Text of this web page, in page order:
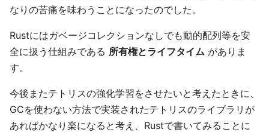
なりの苦痛を味わうことになったのでした。
Rustにはガベージコレクションなしでも動的配列等を安
全に扱う仕組みである 所有権とライフタイム がありま
す。
今後またテトリスの強化学習をさせたいと考えたときに、
GCを使わない方法で実装されたテトリスのライブラリが
あればかなり楽になると考え、Rustで書いてみることに